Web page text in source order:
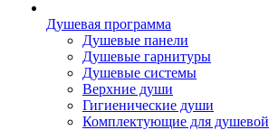
Душевая программа
Душевые панели
Душевые гарнитуры
Душевые системы
Верхние души
Гигиенические души
Комплектующие для душевой